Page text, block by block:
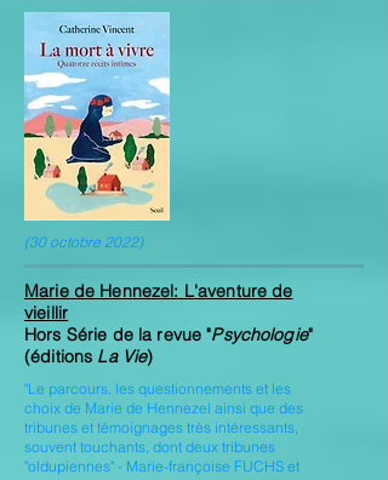
(30 octobre 2022)
Marie de Hennezel: L'aventure de
vieillir
Hors Série de la revue "Psychologie"
(éditions La Vie)
"Le parcours, les questionnements et les
choix de Marie de Hennezel ainsi que des
tribunes et témoignages très intéressants,
souvent touchants, dont deux tribunes
"oldupiennes" - Marie-françoise FUCHS et